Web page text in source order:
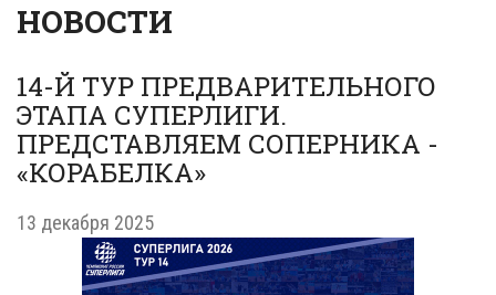
НОВОСТИ
14-Й ТУР ПРЕДВАРИТЕЛЬНОГО
ЭТАПА СУПЕРЛИГИ.
ПРЕДСТАВЛЯЕМ СОПЕРНИКА -
«КОРАБЕЛКА»
13 декабря 2025